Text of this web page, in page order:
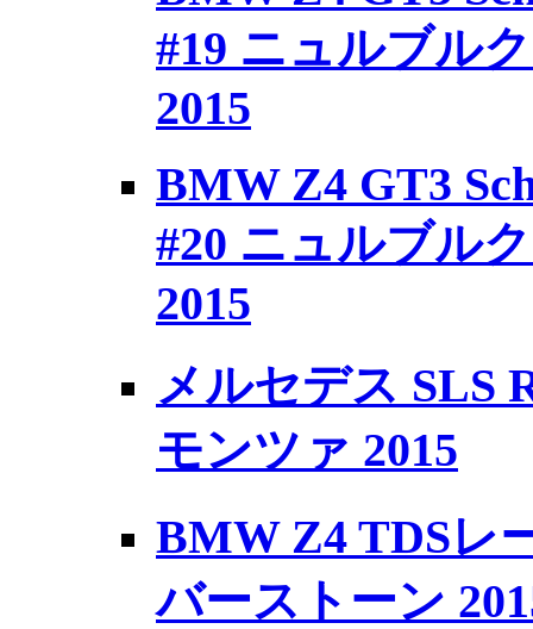
#19 ニュルブル
2015
BMW Z4 GT3
#20 ニュルブル
2015
メルセデス SLS
モンツァ 2015
BMW Z4 TDSレ
バーストーン